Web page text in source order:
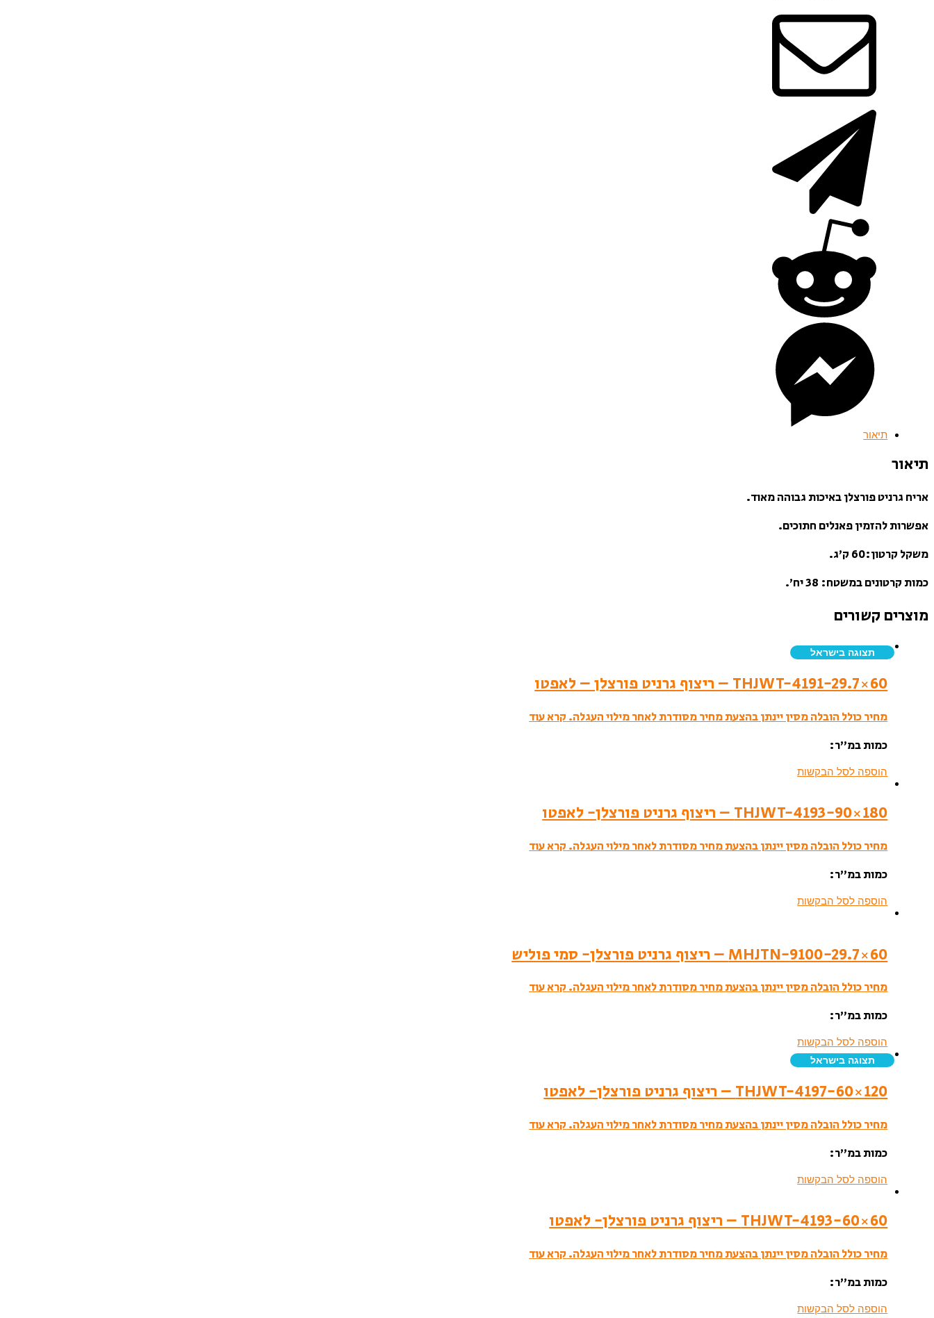
תיאור
תיאור
אריח גרניט פורצלן באיכות גבוהה מאוד.
אפשרות להזמין פאנלים חתוכים.
משקל קרטון:60 ק’ג.
כמות קרטונים במשטח: 38 יח’.
מוצרים קשורים
תצוגה בישראל
THJWT-4191-29.7×60 – ריצוף גרניט פורצלן – לאפטו
מחיר כולל הובלה מסין יינתן בהצעת מחיר מסודרת לאחר מילוי העגלה. קרא עוד
כמות במ”ר:
הוספה לסל הבקשות
THJWT-4193-90×180 – ריצוף גרניט פורצלן- לאפטו
מחיר כולל הובלה מסין יינתן בהצעת מחיר מסודרת לאחר מילוי העגלה.קרא עוד
כמות במ”ר:
הוספה לסל הבקשות
MHJTN-9100-29.7×60 – ריצוף גרניט פורצלן- סמי פוליש
מחיר כולל הובלה מסין יינתן בהצעת מחיר מסודרת לאחר מילוי העגלה.קרא עוד
כמות במ”ר:
הוספה לסל הבקשות
תצוגה בישראל
THJWT-4197-60×120 – ריצוף גרניט פורצלן- לאפטו
מחיר כולל הובלה מסין יינתן בהצעת מחיר מסודרת לאחר מילוי העגלה. קרא עוד
כמות במ”ר:
הוספה לסל הבקשות
THJWT-4193-60×60 – ריצוף גרניט פורצלן- לאפטו
מחיר כולל הובלה מסין יינתן בהצעת מחיר מסודרת לאחר מילוי העגלה.קרא עוד
כמות במ”ר:
הוספה לסל הבקשות